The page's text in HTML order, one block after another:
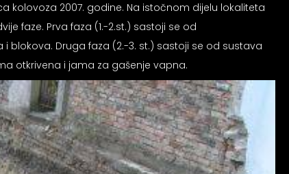
kolovoza 2007. godine. Na istočnom dijelu lokaliteta
faze. Prva faza (1.-2.st.) sastoji se od
Druga faza (2.-3. st.) sastoji se od sustava
otkrivena i jama za gašenje vapna.